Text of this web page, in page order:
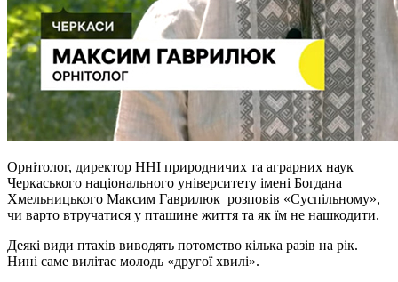
Орнітолог, директор ННІ природничих та аграрних наук
Черкаського національного університету імені Богдана
Хмельницького Максим Гаврилюк розповів «Суспільному»,
чи варто втручатися у пташине життя та як їм не нашкодити.
Деякі види птахів виводять потомство кілька разів на рік.
Нині саме вилітає молодь «другої хвилі».